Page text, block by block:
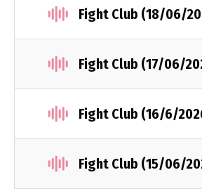
Fight Club (18/06/
Fight Club (17/06/
Fight Club (16/6/
Fight Club (15/06/